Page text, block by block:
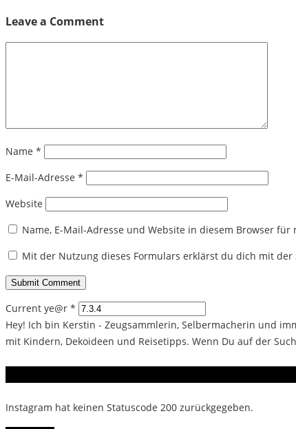
Leave a Comment
Name *
E-Mail-Adresse *
Website
Name, E-Mail-Adresse und Website in diesem Browser
Mit der Nutzung dieses Formulars erklärst du dich mit
Current ye@r *
Hey! Ich bin Kerstin - Zeugsammlerin, Selbermacherin und
mit Kindern, Dekoideen und Reisetipps. Wenn Du auf der
Instagram hat keinen Statuscode 200 zurückgegeben.